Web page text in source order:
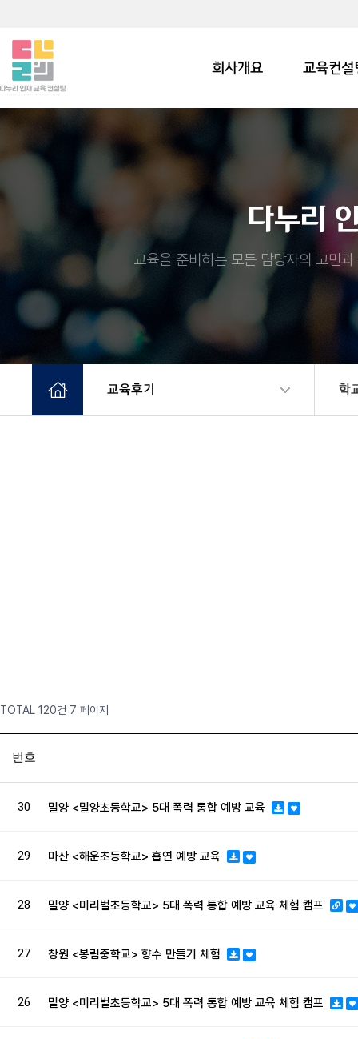
회사개요 교육컨설
다누리
교육을 준비하는 모든 담당자의 고민
교육후기 학
TOTAL 120건 7 페이지
번호
30 밀양 <밀양초등학교> 5대 폭력 통합 예방 교육
29 마산 <해운초등학교> 흡연 예방 교육
28 밀양 <미리벌초등학교> 5대 폭력 통합 예방 교육 체험 캠프
27 창원 <봉림중학교> 향수 만들기 체험
26 밀양 <미리벌초등학교> 5대 폭력 통합 예방 교육 체험 캠프